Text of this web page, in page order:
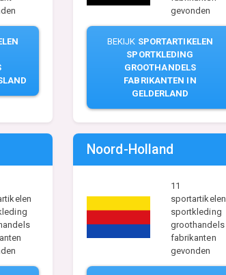
gevonden
BEKIJK SPORTARTIKELEN
SPORTKLEDING
GROOTHANDELS
FABRIKANTEN IN
GELDERLAND
Noord-Holland
11
sportartikelen
sportkleding
groothandels
fabrikanten
gevonden